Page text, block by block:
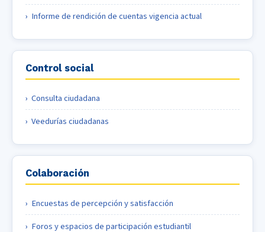
Informe de rendición de cuentas vigencia actual
Control social
Consulta ciudadana
Veedurías ciudadanas
Colaboración
Encuestas de percepción y satisfacción
Foros y espacios de participación estudiantil